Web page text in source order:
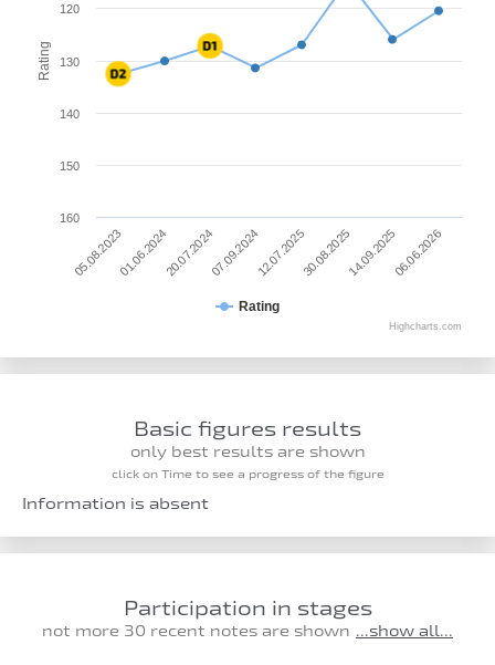
Rating
Rating
05.08.202301.06.202420.07.202407.09.202412.07.202530.08.202514.09.202506.06.2026
120
130
140
150
160
Highcharts.com
Basic figures results
only best results are shown
click on Time to see a progress of the figure
Information is absent
Participation in stages
not more 30 recent notes are shown ...show all...